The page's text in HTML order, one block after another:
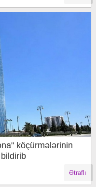
köçürmələrinin
bildirib
Ətraflı